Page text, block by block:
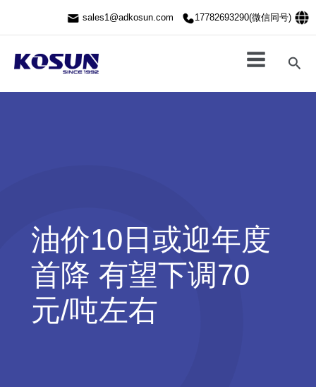
sales1@adkosun.com 17782693290(微信同号)
搜
索
油价10日或迎年度
首降 有望下调70
元/吨左右